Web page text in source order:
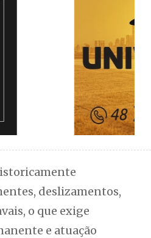
deslizamentos,
o que exige
e atuação